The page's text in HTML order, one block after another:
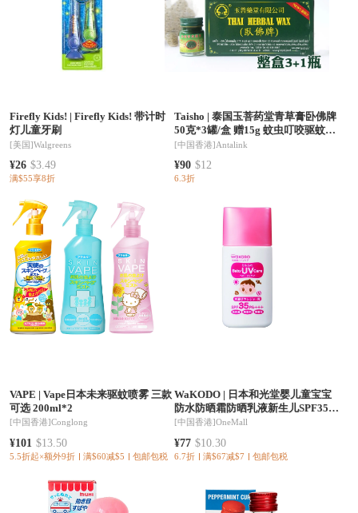
Firefly Kids!| Firefly Kids! 带计时
灯儿童牙刷
[美国]Walgreens
¥26 $3.49
满$55享8折
Taisho |泰国玉菩药堂青草膏卧佛牌
50克*3罐/盒 赠15g 蚊虫叮咬驱蚊祛
痒感冒晕车
[中国香港]Antalink
¥90 $12
6.3折
VAPE | Vape日本未来驱蚊喷雾 三款
可选 200ml*2
[中国香港]Conglong
¥101 $13.50
5.5折起×额外9折 满$60减$5 包邮包税
WaKODO | 日本和光堂婴儿童宝宝
防水防晒霜防晒乳液新生儿SPF35
30ml
[中国香港]OneMall
¥77 $10.30
6.7折 满$67减$7 包邮包税